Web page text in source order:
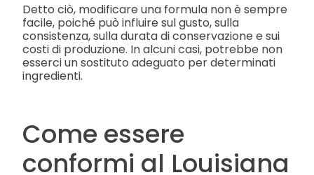
Detto ciò, modificare una formula non è sempre
facile, poiché può influire sul gusto, sulla
consistenza, sulla durata di conservazione e sui
costi di produzione. In alcuni casi, potrebbe non
esserci un sostituto adeguato per determinati
ingredienti.
Come essere
conformi al Louisiana